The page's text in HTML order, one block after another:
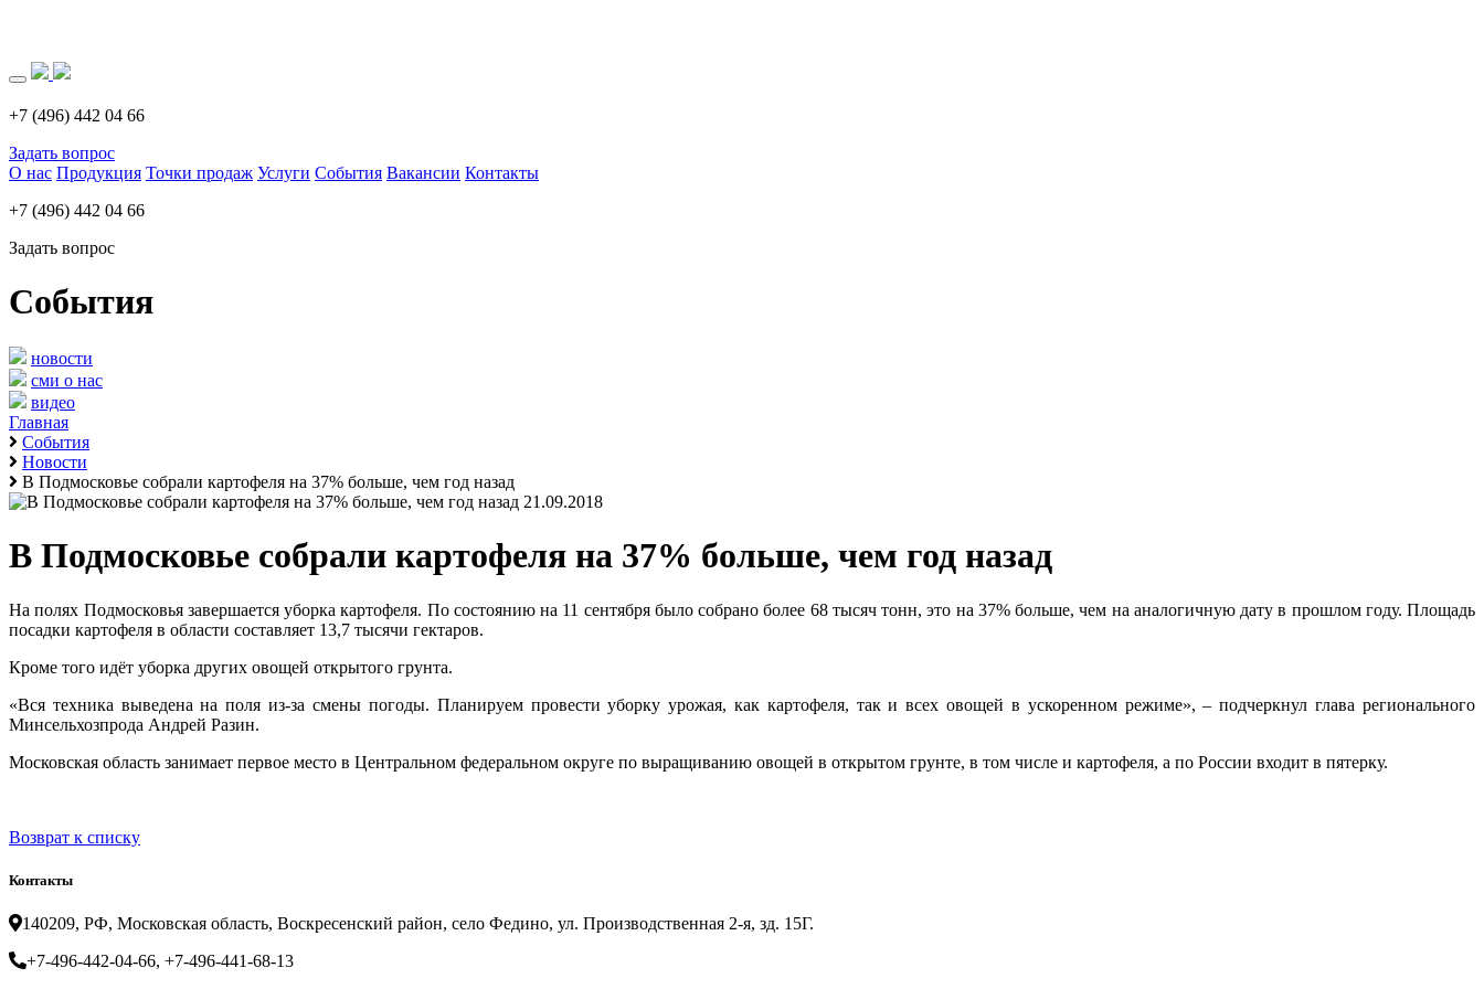
+7 (496) 442 04 66
Задать вопрос
О нас Продукция Точки продаж Услуги События Вакансии Контакты
+7 (496) 442 04 66
Задать вопрос
События
новости
сми о нас
видео
Главная
События
Новости
В Подмосковье собрали картофеля на 37% больше, чем год назад
21.09.2018
В Подмосковье собрали картофеля на 37% больше, чем год назад
На полях Подмосковья завершается уборка картофеля. По состоянию на 11 сентября было собрано более 68 тысяч тонн, это на 37% больше, чем на аналогичную дату в прошлом году. Площадь
посадки картофеля в области составляет 13,7 тысячи гектаров.
Кроме того идёт уборка других овощей открытого грунта.
«Вся техника выведена на поля из-за смены погоды. Планируем провести уборку урожая, как картофеля, так и всех овощей в ускоренном режиме», – подчеркнул глава регионального
Минсельхозпрода Андрей Разин.
Московская область занимает первое место в Центральном федеральном округе по выращиванию овощей в открытом грунте, в том числе и картофеля, а по России входит в пятерку.
Возврат к списку
Контакты
140209, РФ, Московская область, Воскресенский район, село Федино, ул. Производственная 2-я, зд. 15Г.
+7-496-442-04-66, +7-496-441-68-13